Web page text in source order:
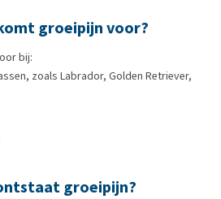
groeipijn voor?
bij:
zoals Labrador, Golden Retriever,
groeipijn?